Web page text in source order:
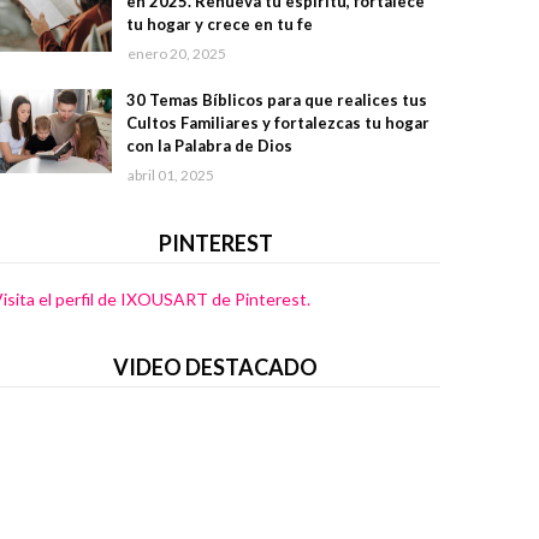
tu hogar y crece en tu fe
enero 20, 2025
30 Temas Bíblicos para que realices tus
Cultos Familiares y fortalezcas tu hogar
con la Palabra de Dios
abril 01, 2025
PINTEREST
el perfil de IXOUSART de Pinterest.
VIDEO DESTACADO